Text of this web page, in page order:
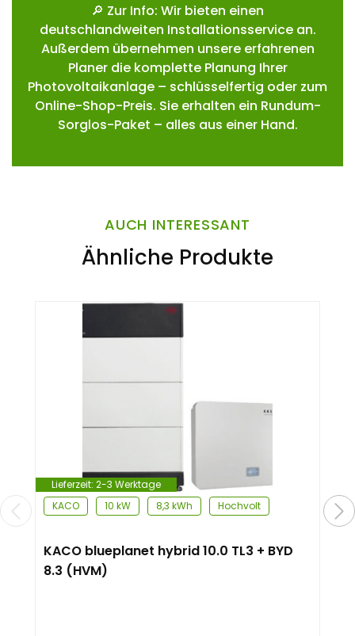
🔎 Zur Info: Wir bieten einen
deutschlandweiten Installationsservice an.
Außerdem übernehmen unsere erfahrenen
Planer die komplette Planung Ihrer
Photovoltaikanlage – schlüsselfertig oder zum
Online-Shop-Preis. Sie erhalten ein Rundum-
Sorglos-Paket – alles aus einer Hand.
AUCH INTERESSANT
Ähnliche Produkte
Lieferzeit: 2-3 Werktage
KACO
10 kW 8,3 kWh Hochvolt
KACO blueplanet hybrid 10.0 TL3 + BYD
8.3 (HVM)